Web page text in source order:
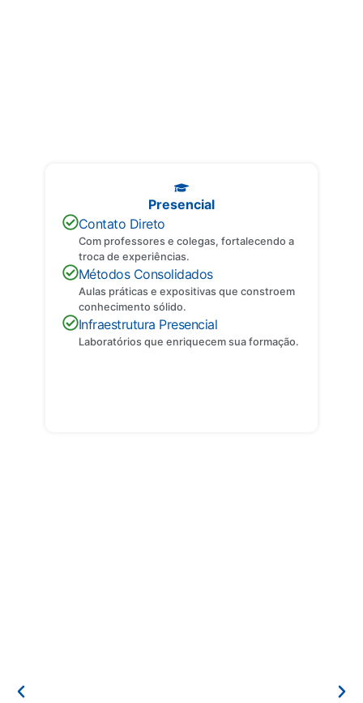
Presencial
Contato Direto
Com professores e colegas, fortalecendo a
troca de experiências.
Métodos Consolidados
Aulas práticas e expositivas que constroem
conhecimento sólido.
Infraestrutura Presencial
Laboratórios que enriquecem sua formação.